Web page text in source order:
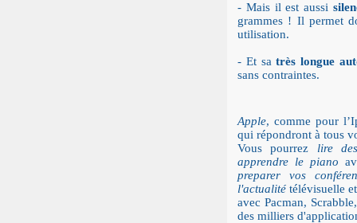
- Mais il est aussi
grammes ! Il permet
utilisation.
- Et satrès longue
sans contraintes.
Apple, comme pour
qui répondront à tous
Vous pourrez lire
apprendre le piano
preparer vos
l'actualité télévisuelle
avec Pacman,
des milliers